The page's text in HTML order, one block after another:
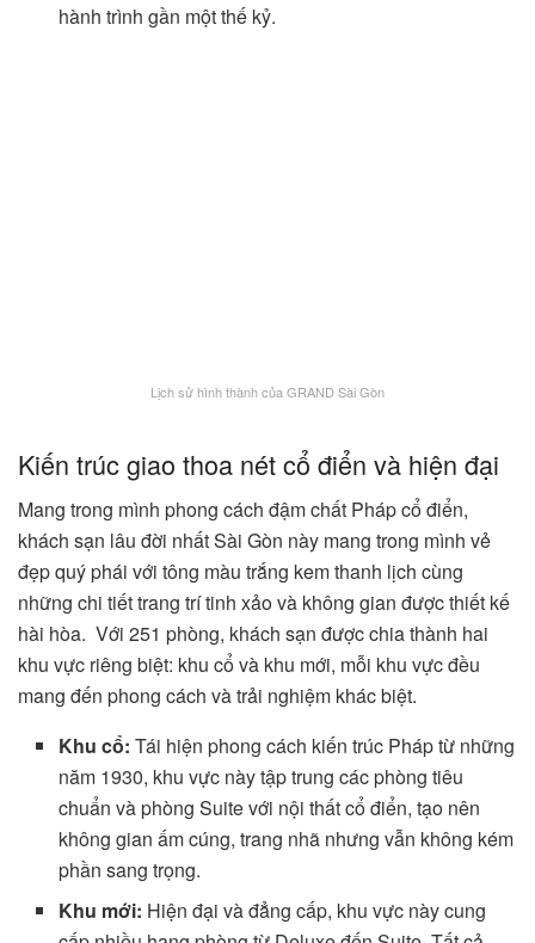
hành trình gần một thế kỷ.
Lịch sử hình thành của GRAND Sài Gòn
Kiến trúc giao thoa nét cổ điển và hiện đại
Mang trong mình phong cách đậm chất Pháp cổ điển,
khách sạn lâu đời nhất Sài Gòn này mang trong mình vẻ
đẹp quý phái với tông màu trắng kem thanh lịch cùng
những chi tiết trang trí tinh xảo và không gian được thiết kế
hài hòa. Với 251 phòng, khách sạn được chia thành hai
khu vực riêng biệt: khu cổ và khu mới, mỗi khu vực đều
mang đến phong cách và trải nghiệm khác biệt.
Khu cổ: Tái hiện phong cách kiến trúc Pháp từ những
năm 1930, khu vực này tập trung các phòng tiêu
chuẩn và phòng Suite với nội thất cổ điển, tạo nên
không gian ấm cúng, trang nhã nhưng vẫn không kém
phần sang trọng.
Khu mới: Hiện đại và đẳng cấp, khu vực này cung